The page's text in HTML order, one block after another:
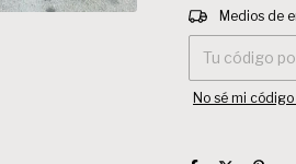
Entregas para el
Medios de
No sé mi código